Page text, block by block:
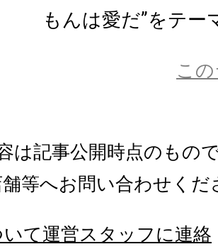
もんは愛だ”をテー
こ
は記事公開時点のもの
等へお問い合わせくだ
て運営スタッフに連絡